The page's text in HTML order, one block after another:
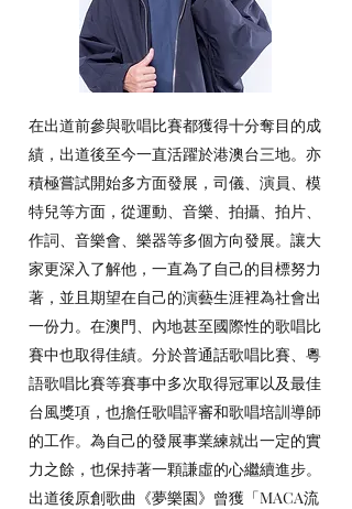
在出道前參與歌唱比賽都獲得十分奪目的成
績，出道後至今一直活躍於港澳台三地。亦
積極嘗試開始多方面發展，司儀、演員、模
特兒等方面，從運動、音樂、拍攝、拍片、
作詞、音樂會、樂器等多個方向發展。讓大
家更深入了解他，一直為了自己的目標努力
著，並且期望在自己的演藝生涯裡為社會出
一份力。在澳門、內地甚至國際性的歌唱比
賽中也取得佳績。分於普通話歌唱比賽、粵
語歌唱比賽等賽事中多次取得冠軍以及最佳
台風獎項，也擔任歌唱評審和歌唱培訓導師
的工作。為自己的發展事業練就出一定的實
力之餘，也保持著一顆謙虛的心繼續進步。
出道後原創歌曲《夢樂園》曾獲「MACA流